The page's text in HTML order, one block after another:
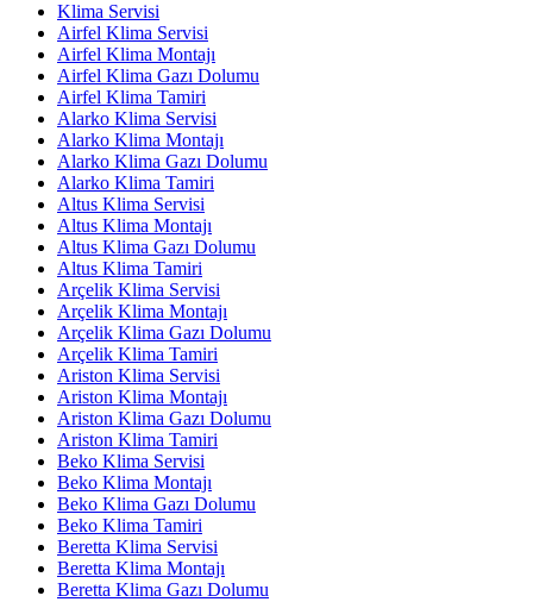
Klima Servisi
Airfel Klima Servisi
Airfel Klima Montajı
Airfel Klima Gazı Dolumu
Airfel Klima Tamiri
Alarko Klima Servisi
Alarko Klima Montajı
Alarko Klima Gazı Dolumu
Alarko Klima Tamiri
Altus Klima Servisi
Altus Klima Montajı
Altus Klima Gazı Dolumu
Altus Klima Tamiri
Arçelik Klima Servisi
Arçelik Klima Montajı
Arçelik Klima Gazı Dolumu
Arçelik Klima Tamiri
Ariston Klima Servisi
Ariston Klima Montajı
Ariston Klima Gazı Dolumu
Ariston Klima Tamiri
Beko Klima Servisi
Beko Klima Montajı
Beko Klima Gazı Dolumu
Beko Klima Tamiri
Beretta Klima Servisi
Beretta Klima Montajı
Beretta Klima Gazı Dolumu